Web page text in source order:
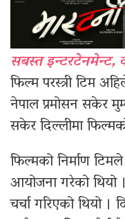
सबस्त इन्टरटेनमेन्ट,
फिल्म परस्त्री टिम
नेपाल प्रमोसन सकेर
सकेर दिल्लीमा
फिल्मको निर्माण
आयोजना गरेको थियो
चर्चा गरिएको थियो ।